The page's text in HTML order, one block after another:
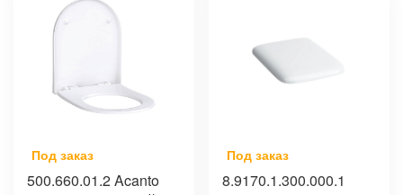
Под заказ
500.660.01.2 Acanto
Под заказ
8.9170.1.300.000.1